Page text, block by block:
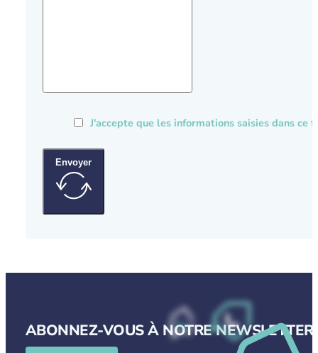
J'accepte que les informations saisies dans
Envoyer
ABONNEZ-VOUS À NOTRE